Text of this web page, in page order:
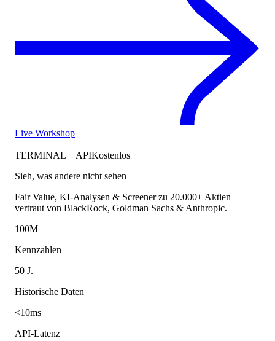
Live Workshop
TERMINAL + APIKostenlos
Sieh, was andere nicht sehen
Fair Value, KI-Analysen & Screener zu 20.000+ Aktien —
vertraut von BlackRock, Goldman Sachs & Anthropic.
100M+
Kennzahlen
50 J.
Historische Daten
<10ms
API-Latenz